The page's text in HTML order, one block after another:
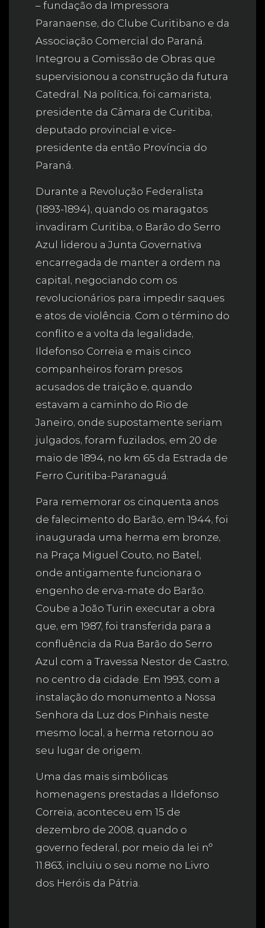
– fundação da Impressora
Paranaense, do Clube Curitibano e da
Associação Comercial do Paraná.
Integrou a Comissão de Obras que
supervisionou a construção da futura
Catedral. Na política, foi camarista,
presidente da Câmara de Curitiba,
deputado provincial e vice-
presidente da então Província do
Paraná.
Durante a Revolução Federalista
(1893-1894), quando os maragatos
invadiram Curitiba, o Barão do Serro
Azul liderou a Junta Governativa
encarregada de manter a ordem na
capital, negociando com os
revolucionários para impedir saques
e atos de violência. Com o término do
conflito e a volta da legalidade,
Ildefonso Correia e mais cinco
companheiros foram presos
acusados de traição e, quando
estavam a caminho do Rio de
Janeiro, onde supostamente seriam
julgados, foram fuzilados, em 20 de
maio de 1894, no km 65 da Estrada de
Ferro Curitiba-Paranaguá.
Para rememorar os cinquenta anos
de falecimento do Barão, em 1944, foi
inaugurada uma herma em bronze,
na Praça Miguel Couto, no Batel,
onde antigamente funcionara o
engenho de erva-mate do Barão.
Coube a João Turin executar a obra
que, em 1987, foi transferida para a
confluência da Rua Barão do Serro
Azul com a Travessa Nestor de Castro,
no centro da cidade. Em 1993, com a
instalação do monumento a Nossa
Senhora da Luz dos Pinhais neste
mesmo local, a herma retornou ao
seu lugar de origem.
Uma das mais simbólicas
homenagens prestadas a Ildefonso
Correia, aconteceu em 15 de
dezembro de 2008, quando o
governo federal, por meio da lei nº
11.863, incluiu o seu nome no Livro
dos Heróis da Pátria.